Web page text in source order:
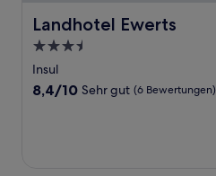
Landhotel Ewerts
Landhotel Ewerts
3.5-
Sterne-
Unterkunft
Insul
8.4
8,4/10 Sehr gut (6 Bewertungen)